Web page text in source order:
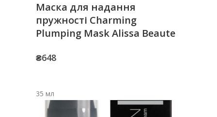
Маска для надання
пружності Charming
Plumping Mask Alissa Beaute
₴648
35 мл